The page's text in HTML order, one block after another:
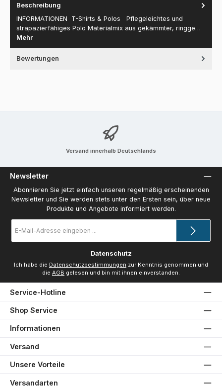
Beschreibung
INFORMATIONEN T-Shirts & Polos Pflegeleichtes und
strapazierfähiges Polo Materialmix aus gekämmter, ringge…
Mehr
Bewertungen
Versand innerhalb Deutschlands
Newsletter
Abonnieren Sie jetzt einfach unseren regelmäßig erscheinenden
Newsletter und Sie werden stets unter den Ersten sein, über neue
Produkte und Angebote informiert werden.
Mail-
Adresse
Datenschutz
Ich habe die Datenschutzbestimmungen zur Kenntnis genommen und
die AGB gelesen und bin mit ihnen einverstanden.
Service-Hotline
Shop Service
Informationen
Versand
Unsere Vorteile
Versandarten